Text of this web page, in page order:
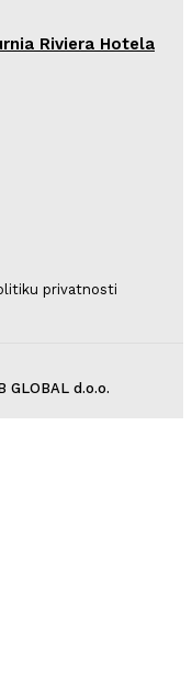
Riviera Hotela
privatnosti
GLOBAL d.o.o.